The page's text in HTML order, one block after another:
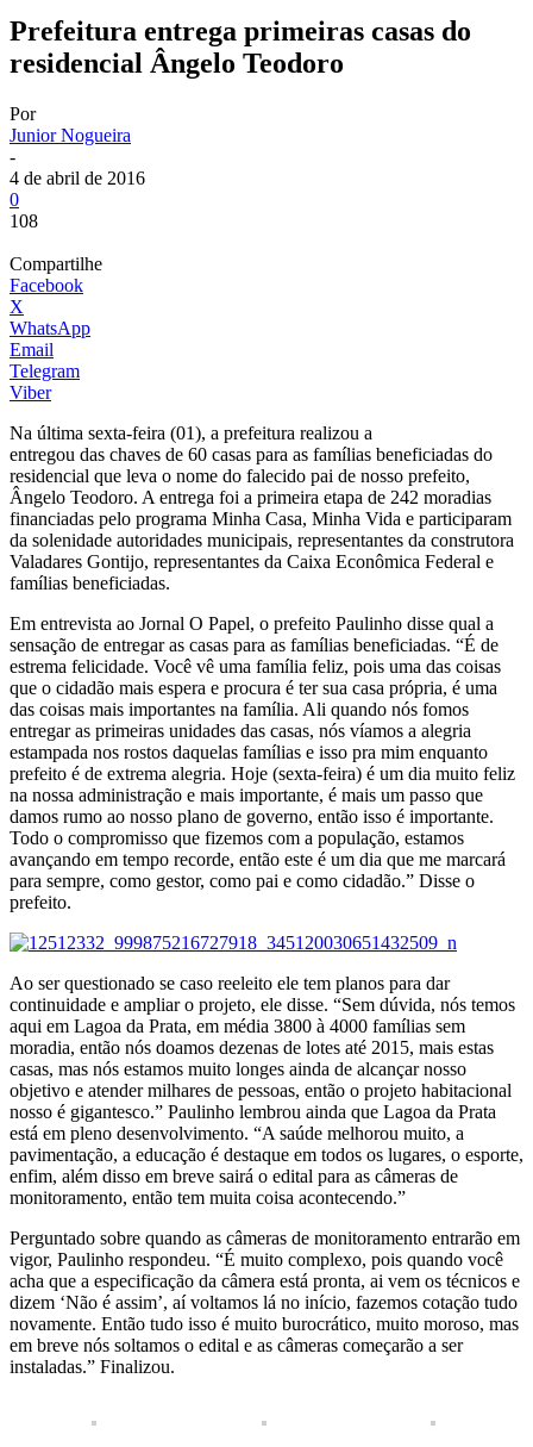
Prefeitura entrega primeiras casas do
residencial Ângelo Teodoro
Por
Junior Nogueira
-
4 de abril de 2016
0
108
Compartilhe
Facebook
X
WhatsApp
Email
Telegram
Viber
Na última sexta-feira (01), a prefeitura realizou a
entregou das chaves de 60 casas para as famílias beneficiadas do
residencial que leva o nome do falecido pai de nosso prefeito,
Ângelo Teodoro. A entrega foi a primeira etapa de 242 moradias
financiadas pelo programa Minha Casa, Minha Vida e participaram
da solenidade autoridades municipais, representantes da construtora
Valadares Gontijo, representantes da Caixa Econômica Federal e
famílias beneficiadas.
Em entrevista ao Jornal O Papel, o prefeito Paulinho disse qual a
sensação de entregar as casas para as famílias beneficiadas. “É de
estrema felicidade. Você vê uma família feliz, pois uma das coisas
que o cidadão mais espera e procura é ter sua casa própria, é uma
das coisas mais importantes na família. Ali quando nós fomos
entregar as primeiras unidades das casas, nós víamos a alegria
estampada nos rostos daquelas famílias e isso pra mim enquanto
prefeito é de extrema alegria. Hoje (sexta-feira) é um dia muito feliz
na nossa administração e mais importante, é mais um passo que
damos rumo ao nosso plano de governo, então isso é importante.
Todo o compromisso que fizemos com a população, estamos
avançando em tempo recorde, então este é um dia que me marcará
para sempre, como gestor, como pai e como cidadão.” Disse o
prefeito.
Ao ser questionado se caso reeleito ele tem planos para dar
continuidade e ampliar o projeto, ele disse. “Sem dúvida, nós temos
aqui em Lagoa da Prata, em média 3800 à 4000 famílias sem
moradia, então nós doamos dezenas de lotes até 2015, mais estas
casas, mas nós estamos muito longes ainda de alcançar nosso
objetivo e atender milhares de pessoas, então o projeto habitacional
nosso é gigantesco.” Paulinho lembrou ainda que Lagoa da Prata
está em pleno desenvolvimento. “A saúde melhorou muito, a
pavimentação, a educação é destaque em todos os lugares, o esporte,
enfim, além disso em breve sairá o edital para as câmeras de
monitoramento, então tem muita coisa acontecendo.”
Perguntado sobre quando as câmeras de monitoramento entrarão em
vigor, Paulinho respondeu. “É muito complexo, pois quando você
acha que a especificação da câmera está pronta, ai vem os técnicos e
dizem ‘Não é assim’, aí voltamos lá no início, fazemos cotação tudo
novamente. Então tudo isso é muito burocrático, muito moroso, mas
em breve nós soltamos o edital e as câmeras começarão a ser
instaladas.” Finalizou.